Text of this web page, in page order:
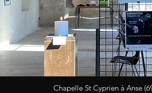
Chapelle St Cyprien à Anse